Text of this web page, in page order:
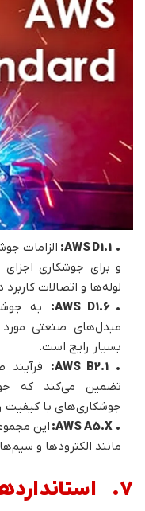
•
AWS D1.1: الزامات
و برای جوشکاری
لوله‌ها و اتصالات کاربرد
•
AWS D1.6:
به
مبدل‌های صنعتی
بسیار رایج است.
•
AWS B2.1:
تضمین می‌کند که
جوشکاری‌های با کیفیت
•
AWS A5.X: این
مانند الکترودها و